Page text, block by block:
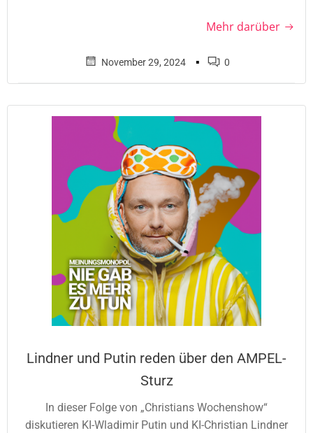
Mehr darüber
November 29, 2024 ▪ 0
Lindner und Putin reden über den AMPEL-
Sturz
In dieser Folge von „Christians Wochenshow“
diskutieren KI-Wladimir Putin und KI-Christian Lindner